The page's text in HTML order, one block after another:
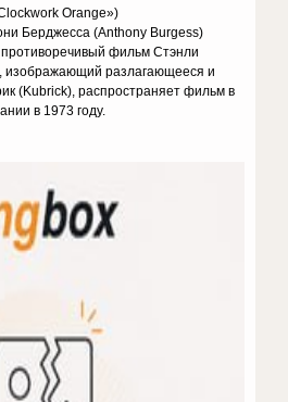
Orange»)
Берджесса (Anthony Burgess)
фильм Стэнли
изображающий разлагающееся и
(Kubrick), распространяет фильм в
в 1973 году.